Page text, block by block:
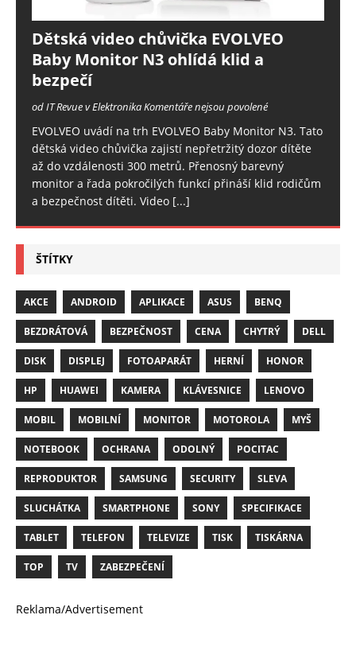
Dětská video chůvička EVOLVEO
Baby Monitor N3 ohlídá klid a
bezpečí
od IT Revue v ElektronikaKomentáře nejsou povolené
EVOLVEO uvádí na trh EVOLVEO Baby Monitor N3. Tato
dětská video chůvička zajistí nepřetržitý dozor dítěte
až do vzdálenosti 300 metrů. Přenosný barevný
monitor a řada pokročilých funkcí přináší klid rodičům
a bezpečnost dítěti. Video [...]
ŠTÍTKY
AKCE ANDROID APLIKACE ASUS BENQ
BEZDRÁTOVÁ BEZPEČNOST CENA CHYTRÝ DELL
DISK DISPLEJ FOTOAPARÁT HERNÍ HONOR
HP HUAWEI KAMERA KLÁVESNICE LENOVO
MOBIL MOBILNÍ MONITOR MOTOROLA MYŠ
NOTEBOOK OCHRANA ODOLNÝ POCITAC
REPRODUKTOR SAMSUNG SECURITY SLEVA
SLUCHÁTKA SMARTPHONE SONY SPECIFIKACE
TABLET TELEFON TELEVIZE TISK TISKÁRNA
TOP TV ZABEZPEČENÍ
Reklama/Advertisement